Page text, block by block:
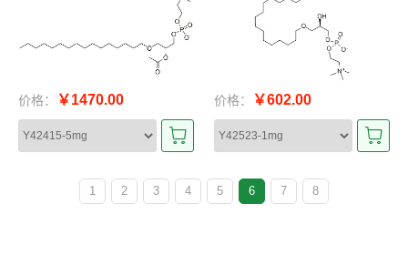
价格： ￥1470.00 价格： ￥602.00
1 2 3 4 5 6 7 8